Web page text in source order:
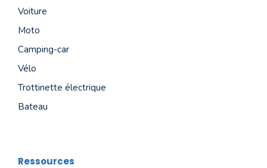
Voiture
Moto
Camping-car
Vélo
Trottinette électrique
Bateau
Ressources